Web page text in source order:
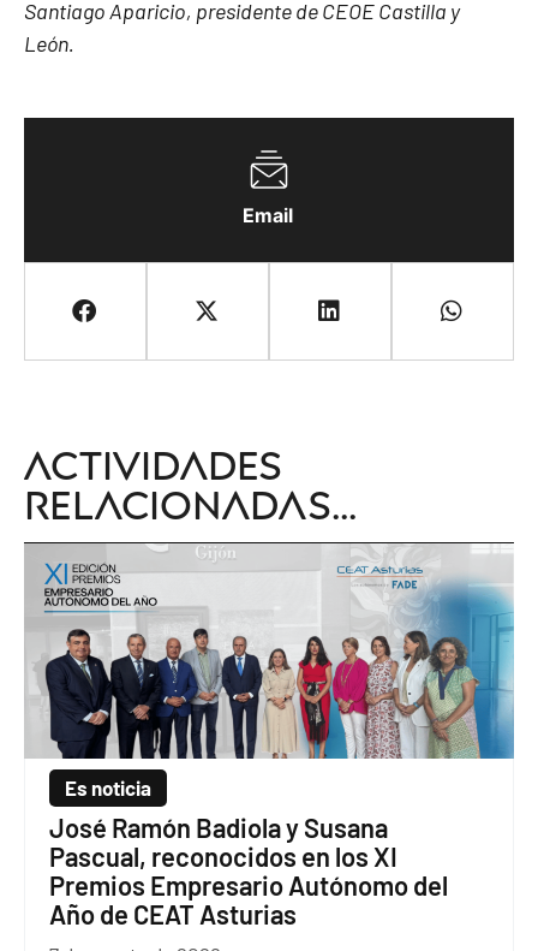
Email
Santiago Aparicio, presidente de CEOE Castilla y
León.
Actividades
relacionadas...
Es noticia
José Ramón Badiola y Susana
Pascual, reconocidos en los XI
Premios Empresario Autónomo del
Año de CEAT Asturias